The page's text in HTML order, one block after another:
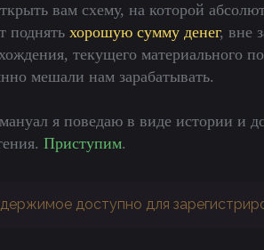
вам схему, на которой
поднять хорошую сумму денег, вне
текущего материального
мешали нам зарабатывать.
я поведаю в виде истории и
Приступим.
доступно для